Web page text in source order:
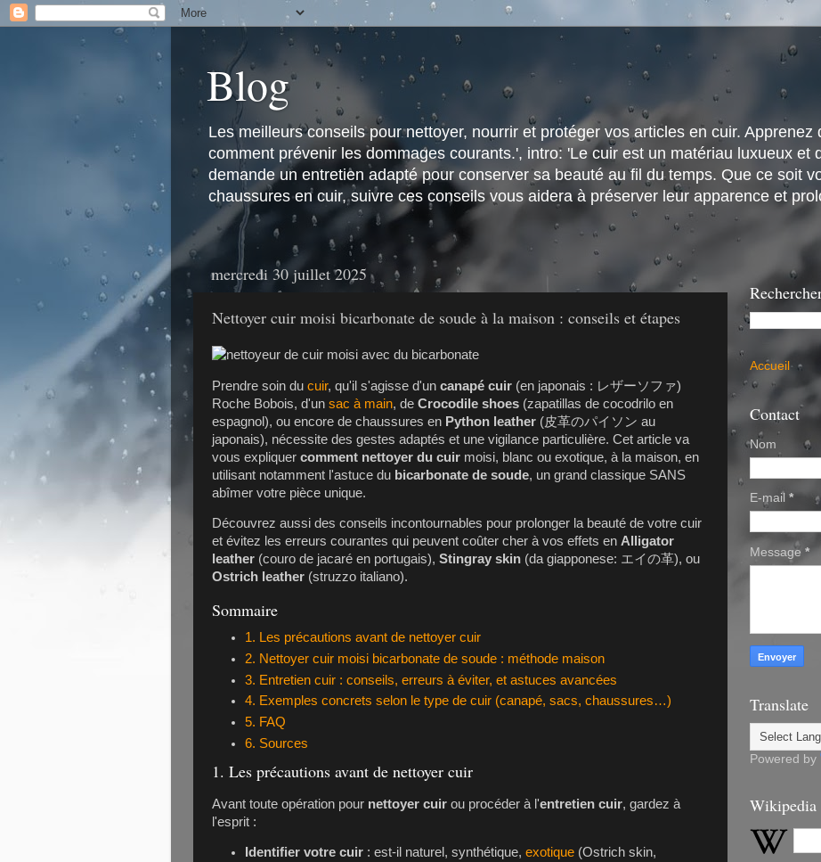
Blog
Les meilleurs conseils pour nettoyer, nourrir et protéger vos articles en cuir. Apprenez
comment prévenir les dommages courants.', intro: 'Le cuir est un matériau luxueux et
demande un entretien adapté pour conserver sa beauté au fil du temps. Que ce soit
chaussures en cuir, suivre ces conseils vous aidera à préserver leur apparence et
mercredi 30 juillet 2025
Nettoyer cuir moisi bicarbonate de soude à la maison : conseils et étapes
Prendre soin du cuir, qu'il s'agisse d'un canapé cuir (en japonais : レザーソファ)
Roche Bobois, d'un sac à main, de Crocodile shoes (zapatillas de cocodrilo en
espagnol), ou encore de chaussures en Python leather (皮革のパイソン au
japonais), nécessite des gestes adaptés et une vigilance particulière. Cet article va
vous expliquer comment nettoyer du cuir moisi, blanc ou exotique, à la maison, en
utilisant notamment l'astuce du bicarbonate de soude, un grand classique SANS
abîmer votre pièce unique.
Découvrez aussi des conseils incontournables pour prolonger la beauté de votre cuir
et évitez les erreurs courantes qui peuvent coûter cher à vos effets en Alligator
leather (couro de jacaré en portugais), Stingray skin (da giapponese: エイの革), ou
Ostrich leather (struzzo italiano).
Sommaire
1. Les précautions avant de nettoyer cuir
2. Nettoyer cuir moisi bicarbonate de soude : méthode maison
3. Entretien cuir : conseils, erreurs à éviter, et astuces avancées
4. Exemples concrets selon le type de cuir (canapé, sacs, chaussures…)
5. FAQ
6. Sources
1. Les précautions avant de nettoyer cuir
Avant toute opération pour nettoyer cuir ou procéder à l'entretien cuir, gardez à
l'esprit :
Identifier votre cuir : est-il naturel, synthétique,exotique (Ostrich skin,
Accueil
Contact
Nom
E-mail *
Message *
Translate
Powered by
Wikipedia